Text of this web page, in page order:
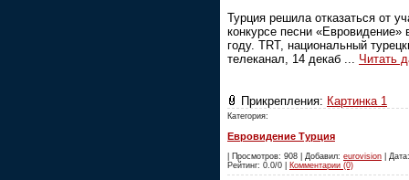
Турция решила отказаться от
конкурсе песни «Евровидение»
году. TRT, национальный
телеканал, 14 декаб ... Читать
Прикрепления: Картинка 1
Категория:
Евровидение Турция
| Просмотров: 908 | Добавил: eurovision |
Рейтинг: 0.0/0 | Комментарии (0)